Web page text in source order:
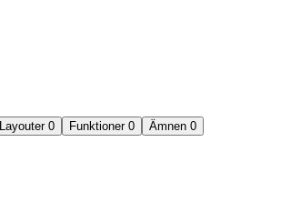
Layouter 0 Funktioner 0 Ämnen 0